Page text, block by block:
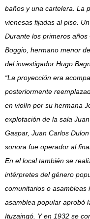
baños y una cartelera. La
vienesas fijadas al piso.
Durante los primeros
Boggio, hermano menor
del investigador Hugo
“La proyección era
posteriormente
en violín por su hermana
explotación de la sala
Gaspar, Juan Carlos
sonora fue operador al
En el local también se
intérpretes del género
comunitarios o asambleas
asamblea popular aprobó
Ituzaingó. Y en 1932 se